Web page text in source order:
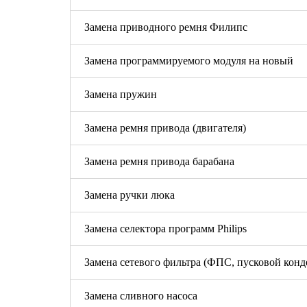
Замена приводного ремня Филипс
Замена программируемого модуля на новый
Замена пружин
Замена ремня привода (двигателя)
Замена ремня привода барабана
Замена ручки люка
Замена селектора программ Philips
Замена сетевого фильтра (ФПС, пусковой
Замена сливного насоса